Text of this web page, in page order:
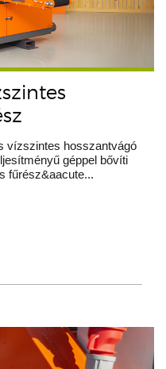
vízszintes hosszantvágó
géppel bővíti
fűrész&aacute...